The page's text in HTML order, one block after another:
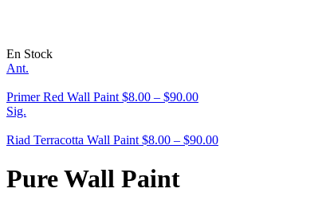
En Stock
Ant.
Primer Red Wall Paint $8.00 – $90.00
Sig.
Riad Terracotta Wall Paint $8.00 – $90.00
Pure Wall Paint